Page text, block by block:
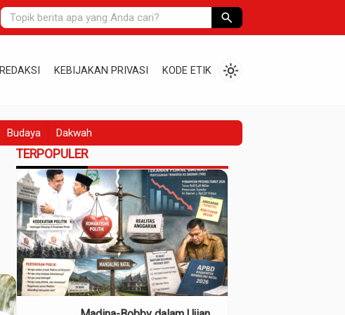
search
REDAKSI KEBIJAKAN PRIVASI KODE ETIK light_mode
Budaya Dakwah
TERPOPULER